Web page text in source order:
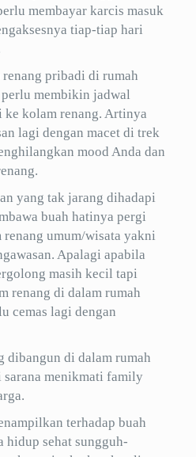
membayar karcis masuk
tiap-tiap hari
pribadi di rumah
membikin jadwal
ke kolam renang. Artinya
lagi dengan macet di trek
mood Anda dan
yang tak jarang dihadapi
buah hatinya pergi
renang umum/wisata yakni
Apalagi apabila
masih kecil tapi
renang di dalam rumah
cemas lagi dengan
dibangun di dalam rumah
sarana menikmati family
terhadap buah
hidup sehat sungguh-